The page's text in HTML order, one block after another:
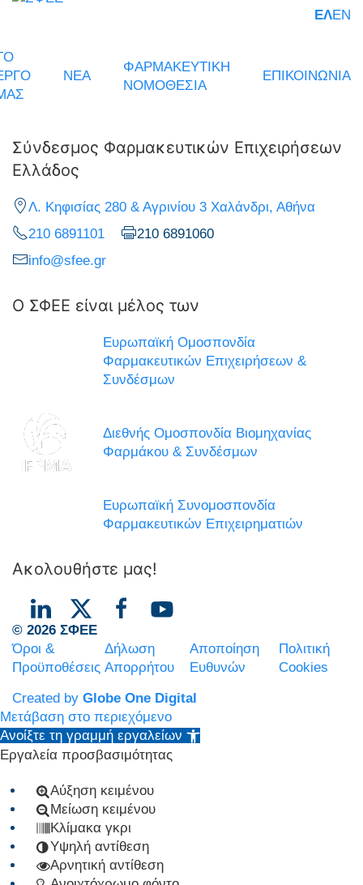
ΕΛEN
ΝΕΑ
ΦΑΡΜΑΚΕΥΤΙΚΗ
ΝΟΜΟΘΕΣΙΑ
ΕΠΙΚΟΙΝΩΝΙΑ
Σύνδεσμος Φαρμακευτικών Επιχειρήσεων
Ελλάδος
Λ. Κηφισίας 280 & Αγρινίου 3 Χαλάνδρι, Αθήνα
210 6891101
210 6891060
info@sfee.gr
Ο ΣΦΕΕ είναι μέλος των
Ευρωπαϊκή Ομοσπονδία
Φαρμακευτικών Επιχειρήσεων &
Συνδέσμων
Διεθνής Ομοσπονδία Βιομηχανίας
Φαρμάκου & Συνδέσμων
Ευρωπαϊκή Συνομοσπονδία
Φαρμακευτικών Επιχειρηματιών
Ακολουθήστε μας!
© 2026 ΣΦΕΕ
Όροι &
Προϋποθέσεις
Δήλωση
Απορρήτου
Αποποίηση
Ευθυνών
Πολιτική
Cookies
Created by Globe One Digital
Μετάβαση στο περιεχόμενο
Ανοίξτε τη γραμμή εργαλείων
Εργαλεία προσβασιμότητας
Αύξηση κειμένου
Μείωση κειμένου
Κλίμακα γκρι
Υψηλή αντίθεση
Αρνητική αντίθεση